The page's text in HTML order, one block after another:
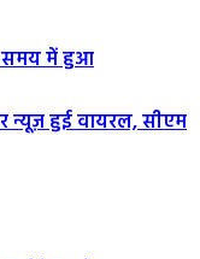
के समय में हुआ
न्यूज़ हुई वायरल, सीएम